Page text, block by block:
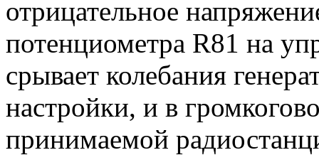
отрицательное
потенциометра R81 на
срывает колебания
настройки, и в
принимаемой